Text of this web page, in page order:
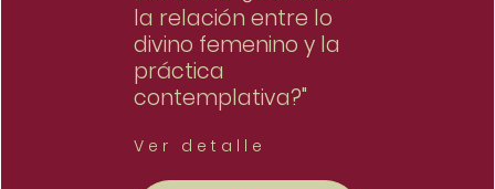
la relación entre lo
divino femenino y la
práctica
contemplativa?"
Ver detalle